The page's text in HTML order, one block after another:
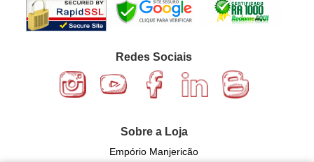
Redes Sociais
Sobre a Loja
Empório Manjericão